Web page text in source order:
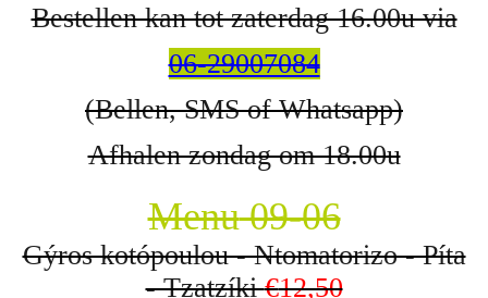
Bestellen kan tot zaterdag 16.00u via
06-29007084
(Bellen, SMS of Whatsapp)
Afhalen zondag om 18.00u
Menu09-06
Gýros kotópoulou - Ntomatorizo - Píta
- Tzatzíki€12,50